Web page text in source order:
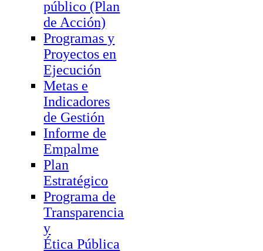
público (Plan
de Acción)
Programas y
Proyectos en
Ejecución
Metas e
Indicadores
de Gestión
Informe de
Empalme
Plan
Estratégico
Programa de
Transparencia
y
Ética Pública